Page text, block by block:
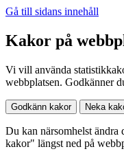
Gå till sidans innehåll
Kakor på
Vi vill använda
webbplatsen. Godkänner
Godkänn kakor Neka
Du kan närsomhelst
kakor" längst ned på